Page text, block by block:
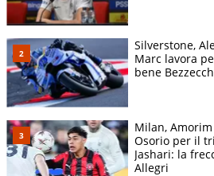
Silverstone,
Marc lavora
bene
Milan,
Osorio per il
Jashari: la
Allegri